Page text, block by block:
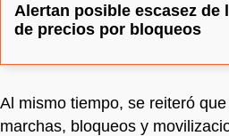
Alertan posible escasez de
de precios por bloqueos
Al mismo tiempo, se reiteró
marchas, bloqueos y